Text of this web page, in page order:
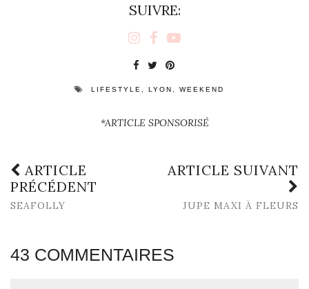
SUIVRE:
LIFESTYLE , LYON, WEEKEND
*ARTICLE SPONSORISÉ
ARTICLE
PRÉCÉDENT
SEAFOLLY
ARTICLE SUIVANT
JUPE MAXI À FLEURS
43 COMMENTAIRES